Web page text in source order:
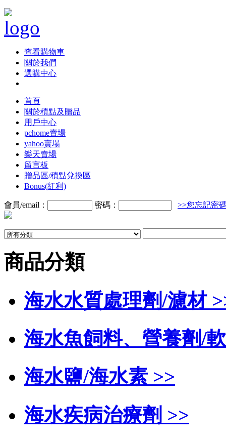
查看購物車
關於我們
選購中心
首頁
關於積點及贈品
用戶中心
pchome賣場
yahoo賣場
樂天賣場
留言板
贈品區/積點兌換區
Bonus(紅利)
會員/email： 密碼： >>您忘記密
商品分類
海水水質處理劑/濾材
海水魚飼料、營養劑/
海水鹽/海水素 >>
海水疾病治療劑 >>